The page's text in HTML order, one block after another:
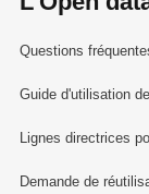
Questions
Guide d'utilisation
Lignes directrices
Demande de